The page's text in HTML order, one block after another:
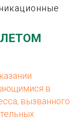
в
вызванного